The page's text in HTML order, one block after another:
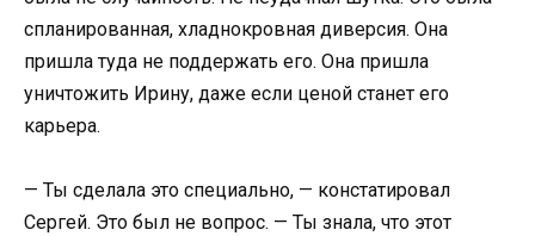
спланированная, хладнокровная диверсия. Она
пришла туда не поддержать его. Она пришла
уничтожить Ирину, даже если ценой станет его
карьера.
— Ты сделала это специально, — констатировал
Сергей. Это был не вопрос. — Ты знала, что этот